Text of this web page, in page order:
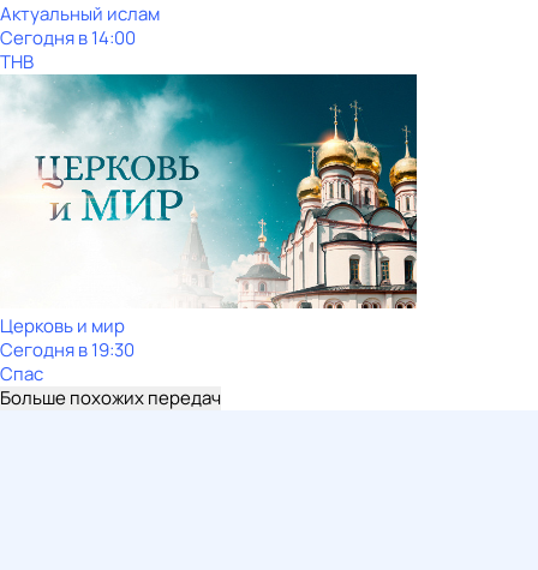
Актуальный ислам
Сегодня в 14:00
ТНВ
Церковь и мир
Сегодня в 19:30
Спас
Больше похожих передач